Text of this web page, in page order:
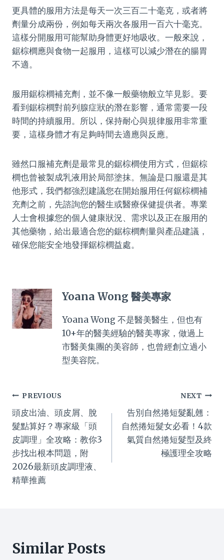
更具體的服用方法是每天一次三百二十毫克，或者將
劑量分成兩份，例如每天兩次各服用一百六十毫克。
這樣分開服用可能幫助身體更好地吸收。一般來說，
鋸棕櫚應與食物一起服用，這樣可以減少潛在的腸胃
不適。
服用鋸棕櫚補充劑，並不像一般藥物般立竿見影。要
看到鋸棕櫚對前列腺症狀的潛在影響，通常需要一段
時間的持續服用。所以，保持耐心與規律服用非常重
要，這樣身體才有足夠時間去適應與反應。
雖然口服補充劑是最常見的鋸棕櫚使用方式，但鋸棕
櫚也曾被製成乳液用於局部塗抹。無論是口服還是其
他形式，我們都強烈建議您在開始服用任何鋸棕櫚補
充劑之前，先諮詢您的醫生或醫療保健提供者。專業
人士會根據您的個人健康狀況、需求以及正在服用的
其他藥物，給出最適合您的鋸棕櫚劑量與產品建議，
確保您能安全地發揮鋸棕櫚益處。
Yoana Wong 醫美專家
Yoana Wong 不是醫美醫生，但也有
10+年的醫美經驗的醫美專家，做過上
市醫美集團的美容師，也曾經創立過小
型美容院。
Post
navigation
PREVIOUS
頭皮出油、頭皮屑、脫
髮點算好？專家級「頭
皮調理」全攻略：教你3
步找出根本問題，附
2026最新頭皮調理液、
精華推薦
NEXT
告別自然捲短髮亂翹：
自然捲短髮女必看！4款
氣質自然捲短髮型及終
極護理全攻略
Similar Posts